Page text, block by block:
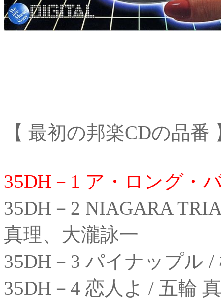
【 最初の邦楽CDの品番
35DH－1 ア・ロング・
35DH－2 NIAGARA
真理、大瀧詠一
35DH－3 パイナップル /
35DH－4 恋人よ / 五輪